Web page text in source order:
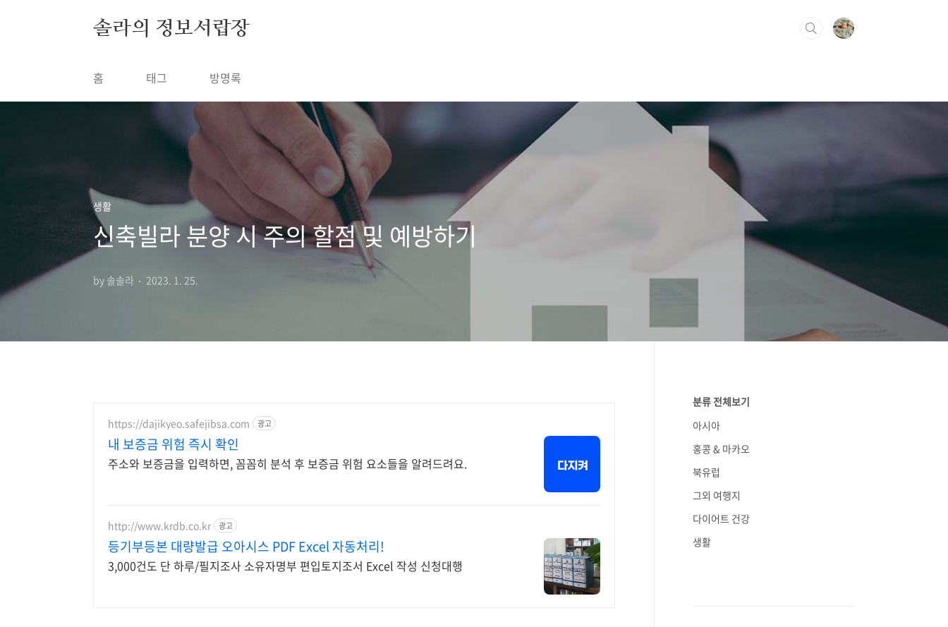
솔라의 정보서랍장
홈 태그 방명록
생활
신축빌라 분양 시 주의 할점 및 예방하기
by 솔솔라 2023. 1. 25.
https://dajikyeo.safejibsa.com 광고
내 보증금 위험 즉시 확인
주소와 보증금을 입력하면, 꼼꼼히 분석 후 보증금 위험 요소들을 알려드려요.
http://www.krdb.co.kr 광고
등기부등본 대량발급 오아시스 PDF Excel 자동처리!
3,000건도 단 하루/필지조사 소유자명부 편입토지조서 Excel 작성 신청대행
분류 전체보기
아시아
홍콩 & 마카오
북유럽
그외 여행지
다이어트 건강
생활